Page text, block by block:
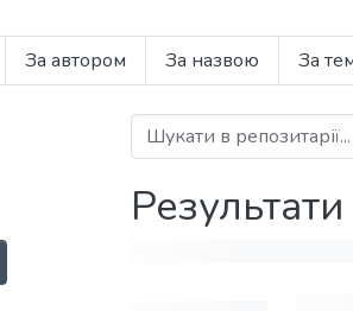
За автором За назвою За